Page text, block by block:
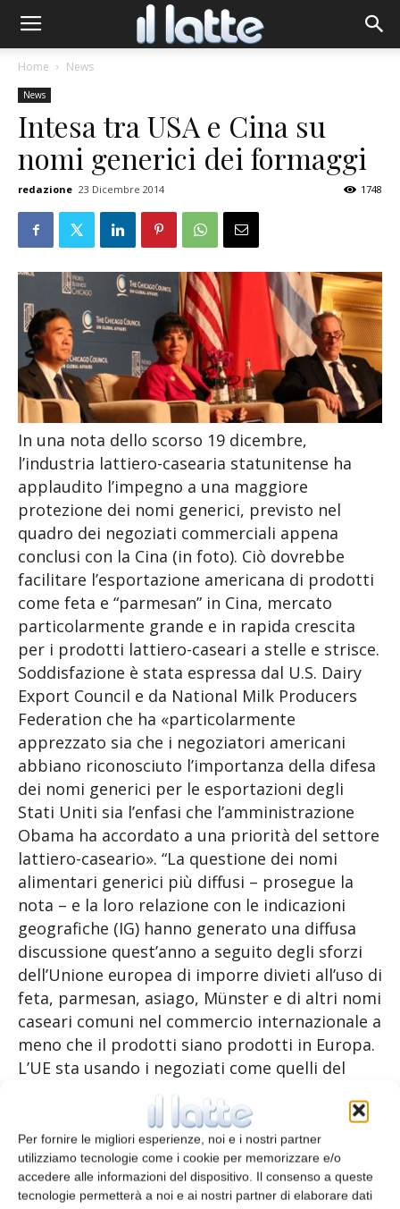
Per fornire le migliori esperienze, noi e i nostri partner
utilizziamo tecnologie come i cookie per memorizzare e/o
accedere alle informazioni del dispositivo. Il consenso a queste
tecnologie permetterà a noi e ai nostri partner di elaborare dati
Home News
News
Intesa tra USA e Cina su
nomi generici dei formaggi
redazione 23 Dicembre 2014 1748
In una nota dello scorso 19 dicembre,
l’industria lattiero-casearia statunitense ha
applaudito l’impegno a una maggiore
protezione dei nomi generici, previsto nel
quadro dei negoziati commerciali appena
conclusi con la Cina (in foto). Ciò dovrebbe
facilitare l’esportazione americana di prodotti
come feta e “parmesan” in Cina, mercato
particolarmente grande e in rapida crescita
per i prodotti lattiero-caseari a stelle e strisce.
Soddisfazione è stata espressa dal U.S. Dairy
Export Council e da National Milk Producers
Federation che ha «particolarmente
apprezzato sia che i negoziatori americani
abbiano riconosciuto l’importanza della difesa
dei nomi generici per le esportazioni degli
Stati Uniti sia l’enfasi che l’amministrazione
Obama ha accordato a una priorità del settore
lattiero-caseario». “La questione dei nomi
alimentari generici più diffusi – prosegue la
nota – e la loro relazione con le indicazioni
geografiche (IG) hanno generato una diffusa
discussione quest’anno a seguito degli sforzi
dell’Unione europea di imporre divieti all’uso di
feta, parmesan, asiago, Münster e di altri nomi
caseari comuni nel commercio internazionale a
meno che il prodotti siano prodotti in Europa.
L’UE sta usando i negoziati come quelli del
tali divieti. Inoltre, sta siglando accordi
specifici inerenti le IG con singoli Paesi, Cina
compresa. L’industria lattiero-casearia
statunitense si è opposta con forza ai tentativi